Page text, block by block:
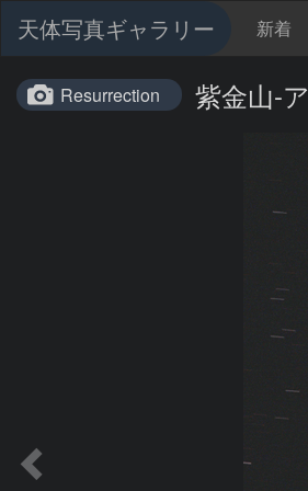
天体写真ギャラリー 新着
Resurrection 紫金山-